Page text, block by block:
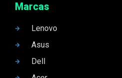
Marcas
Lenovo
Asus
Dell